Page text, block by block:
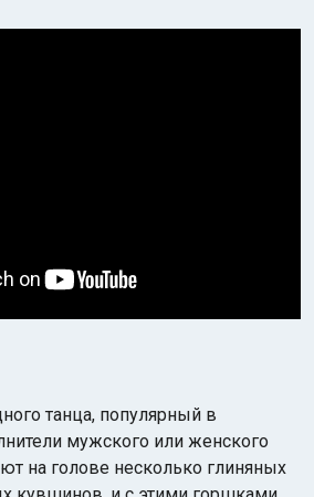
танца, популярный в
мужского или женского
на голове несколько глиняных